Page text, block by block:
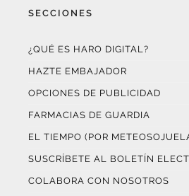
SECCIONES
¿QUÉ ES HARO DIGITAL?
HAZTE EMBAJADOR
OPCIONES DE PUBLICIDAD
FARMACIAS DE GUARDIA
EL TIEMPO (POR
SUSCRÍBETE AL BOLETÍN
COLABORA CON NOSOTROS